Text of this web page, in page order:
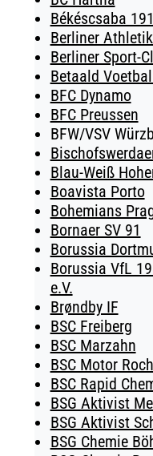
Békéscsaba
Berliner
Berliner Sport-
Betaald
BFC Dynamo
BFC Preussen
BFW/VSV
Blau-Weiß
Boavista Porto
Bohemians
Bornaer SV 91
Borussia
Borussia VfL
e.V.
Brøndby IF
BSC Freiberg
BSC Marzahn
BSC Motor
BSC Rapid
BSG Aktivist
BSG Aktivist
BSG Chemie